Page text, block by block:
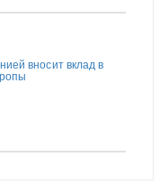
вносит вклад в